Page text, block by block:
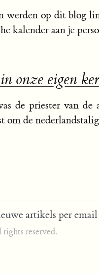
werden op dit blog
kalender aan je
onze eigen
de priester van de
om de
artikels per email
reserved.